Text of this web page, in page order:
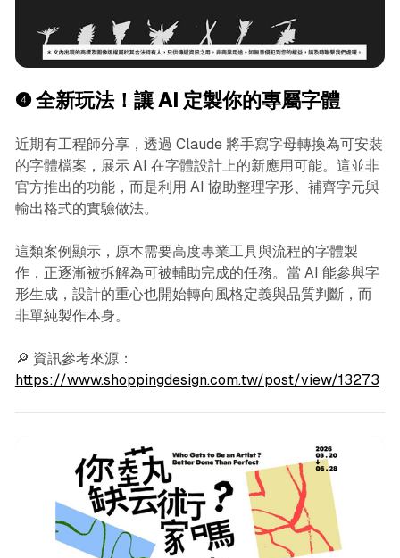
❹ 全新玩法！讓 AI 定製你的專屬字體
近期有工程師分享，透過 Claude 將手寫字母轉換為可安裝
的字體檔案，展示 AI 在字體設計上的新應用可能。這並非
官方推出的功能，而是利用 AI 協助整理字形、補齊字元與
輸出格式的實驗做法。
這類案例顯示，原本需要高度專業工具與流程的字體製
作，正逐漸被拆解為可被輔助完成的任務。當 AI 能參與字
形生成，設計的重心也開始轉向風格定義與品質判斷，而
非單純製作本身。
🔎 資訊參考來源：
https://www.shoppingdesign.com.tw/post/view/13273